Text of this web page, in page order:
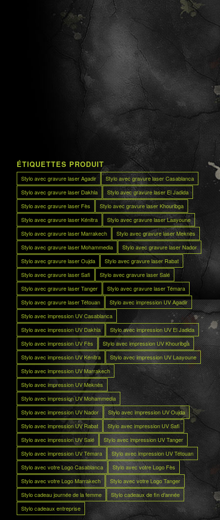
ÉTIQUETTES PRODUIT
Stylo avec gravure laser Agadir
Stylo avec gravure laser Casablanca
Stylo avec gravure laser Dakhla
Stylo avec gravure laser El Jadida
Stylo avec gravure laser Fès
Stylo avec gravure laser Khouribga
Stylo avec gravure laser Kénitra
Stylo avec gravure laser Laayoune
Stylo avec gravure laser Marrakech
Stylo avec gravure laser Meknès
Stylo avec gravure laser Mohammedia
Stylo avec gravure laser Nador
Stylo avec gravure laser Oujda
Stylo avec gravure laser Rabat
Stylo avec gravure laser Safi
Stylo avec gravure laser Salé
Stylo avec gravure laser Tanger
Stylo avec gravure laser Témara
Stylo avec gravure laser Tétouan
Stylo avec impression UV Agadir
Stylo avec impression UV Casablanca
Stylo avec impression UV Dakhla
Stylo avec impression UV El Jadida
Stylo avec impression UV Fès
Stylo avec impression UV Khouribga
Stylo avec impression UV Kénitra
Stylo avec impression UV Laayoune
Stylo avec impression UV Marrakech
Stylo avec impression UV Meknès
Stylo avec impression UV Mohammedia
Stylo avec impression UV Nador
Stylo avec impression UV Oujda
Stylo avec impression UV Rabat
Stylo avec impression UV Safi
Stylo avec impression UV Salé
Stylo avec impression UV Tanger
Stylo avec impression UV Témara
Stylo avec impression UV Tétouan
Stylo avec votre Logo Casablanca
Stylo avec votre Logo Fès
Stylo avec votre Logo Marrakech
Stylo avec votre Logo Tanger
Stylo cadeau journée de la femme
Stylo cadeaux de fin d’année
Stylo cadeaux entreprise